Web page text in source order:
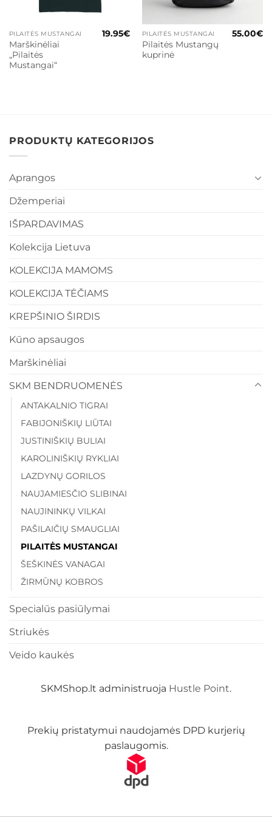
PILAITĖS MUSTANGAI
Marškinėliai
„Pilaitės
Mustangai“
19.95€ PILAITĖS MUSTANGAI
Pilaitės Mustangų
kuprinė
55.00€
PRODUKTŲ KATEGORIJOS
Aprangos
Džemperiai
IŠPARDAVIMAS
Kolekcija Lietuva
KOLEKCIJA MAMOMS
KOLEKCIJA TĖČIAMS
KREPŠINIO ŠIRDIS
Kūno apsaugos
Marškinėliai
SKM BENDRUOMENĖS
ANTAKALNIO TIGRAI
FABIJONIŠKIŲ LIŪTAI
JUSTINIŠKIŲ BULIAI
KAROLINIŠKIŲ RYKLIAI
LAZDYNŲ GORILOS
NAUJAMIESČIO SLIBINAI
NAUJININKŲ VILKAI
PAŠILAIČIŲ SMAUGLIAI
PILAITĖS MUSTANGAI
ŠEŠKINĖS VANAGAI
ŽIRMŪNŲ KOBROS
Specialūs pasiūlymai
Striukės
Veido kaukės
SKMShop.lt administruoja Hustle Point.
Prekių pristatymui naudojamės DPD kurjerių
paslaugomis.